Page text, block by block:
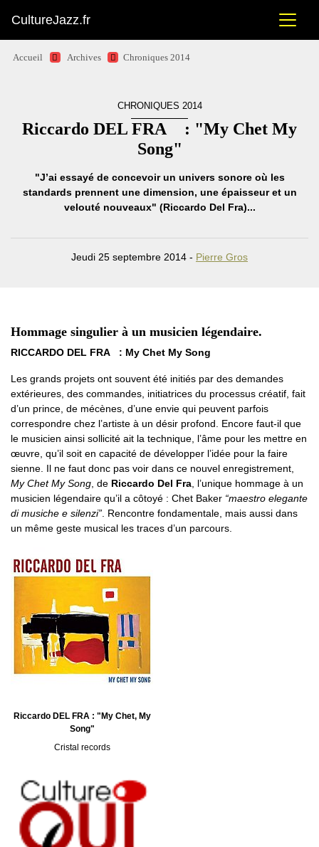
CultureJazz.fr
Accueil Archives Chroniques 2014
CHRONIQUES 2014
Riccardo DEL FRA : "My Chet My
Song"
"J’ai essayé de concevoir un univers sonore où les
standards prennent une dimension, une épaisseur et un
velouté nouveaux" (Riccardo Del Fra)...
Jeudi 25 septembre 2014 - Pierre Gros
Hommage singulier à un musicien légendaire.
RICCARDO DEL FRA : My Chet My Song
Les grands projets ont souvent été initiés par des demandes
extérieures, des commandes, initiatrices du processus créatif, fait
d’un prince, de mécènes, d’une envie qui peuvent parfois
correspondre chez l’artiste à un désir profond. Encore faut-il que
le musicien ainsi sollicité ait la technique, l’âme pour les mettre en
œuvre, qu’il soit en capacité de développer l’idée pour la faire
sienne. Il ne faut donc pas voir dans ce nouvel enregistrement,
My Chet My Song , de Riccardo Del Fra , l’unique hommage à un
musicien légendaire qu’il a côtoyé : Chet Baker “maestro elegante
di musiche e silenzi” . Rencontre fondamentale, mais aussi dans
un même geste musical les traces d’un parcours.
Riccardo DEL FRA : "My Chet, My
Song"
Cristal records